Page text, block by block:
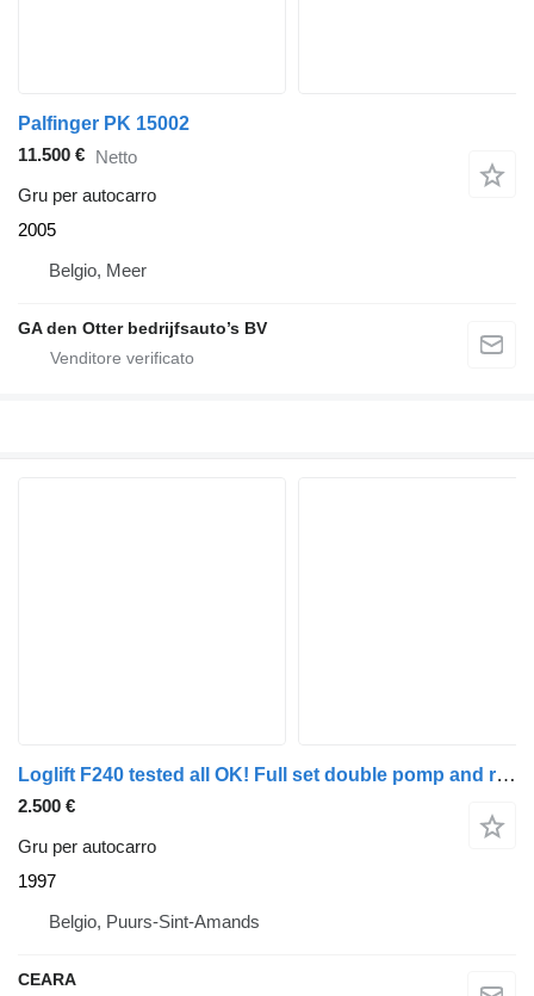
Palfinger PK 15002
11.500 € Netto
Gru per autocarro
2005
Belgio, Meer
GA den Otter bedrijfsauto’s BV
Loglift F240 tested all OK! Full set double pomp and reservoir
2.500 €
Gru per autocarro
1997
Belgio, Puurs-Sint-Amands
CEARA